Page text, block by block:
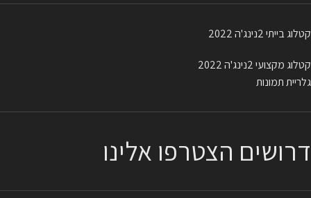
קטלוג בייתי 2נינג'ה 2022
קטלוג מקצועי 2נינג'ה 2022
גלריית תמונות
דרושים הצטרפו אלינו